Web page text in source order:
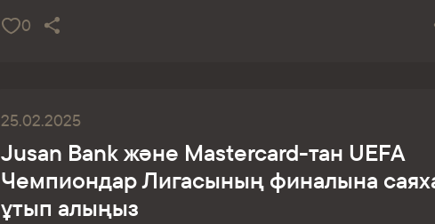
0
25.02.2025
Jusan Bank және Mastercard-тан UEFA
Чемпиондар Лигасының финалына
ұтып алыңыз